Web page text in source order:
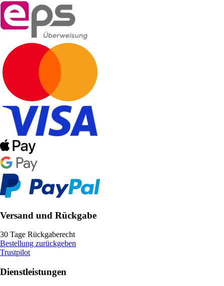
Versand und Rückgabe
30 Tage Rückgaberecht
Bestellung zurückgeben
Trustpilot
Dienstleistungen